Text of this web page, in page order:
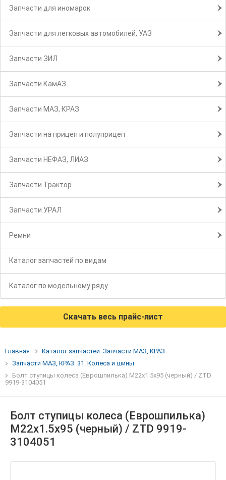
Запчасти для иномарок
Запчасти для легковых автомобилей, УАЗ
Запчасти ЗИЛ
Запчасти КамАЗ
Запчасти МАЗ, КРАЗ
Запчасти на прицеп и полуприцеп
Запчасти НЕФАЗ, ЛИАЗ
Запчасти Трактор
Запчасти УРАЛ
Ремни
Каталог запчастей по видам
Каталог по модельному ряду
Скачать весь прайс-лист
Главная
Каталог запчастей: Запчасти МАЗ, КРАЗ
Запчасти МАЗ, КРАЗ: 31. Колеса и шины
Болт ступицы колеса (Еврошпилька) М22х1.5х95 (черный) / ZTD
9919-3104051
Болт ступицы колеса (Еврошпилька)
М22х1.5х95 (черный) / ZTD 9919-
3104051